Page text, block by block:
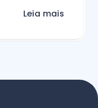
Leia mais